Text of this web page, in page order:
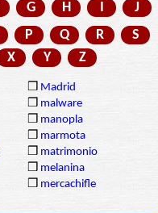
G H I
J
P Q R
S
X Y Z
❒ Madrid
❒ malware
❒ manopla
❒ marmota
❒ matrimonio
❒ melanina
❒ mercachifle